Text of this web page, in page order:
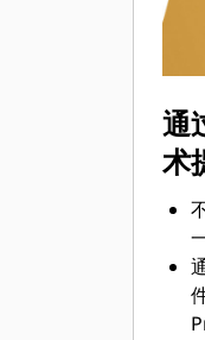
通
术